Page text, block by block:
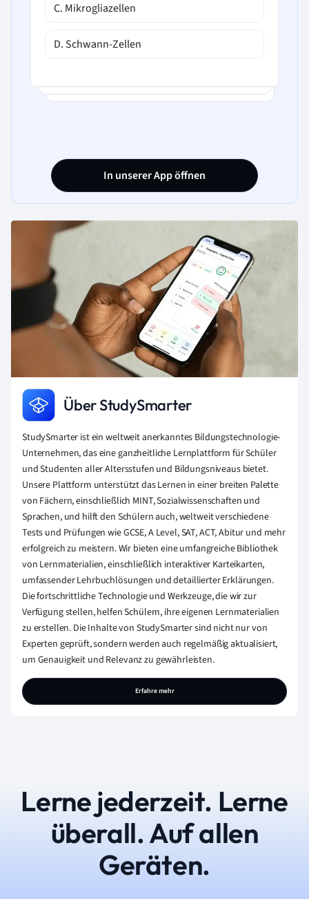
C. Mikrogliazellen
D. Schwann-Zellen
In unserer App öffnen
Über StudySmarter
StudySmarter ist ein weltweit anerkanntes Bildungstechnologie-
Unternehmen, das eine ganzheitliche Lernplattform für Schüler
und Studenten aller Altersstufen und Bildungsniveaus bietet.
Unsere Plattform unterstützt das Lernen in einer breiten Palette
von Fächern, einschließlich MINT, Sozialwissenschaften und
Sprachen, und hilft den Schülern auch, weltweit verschiedene
Tests und Prüfungen wie GCSE, A Level, SAT, ACT, Abitur und mehr
erfolgreich zu meistern. Wir bieten eine umfangreiche Bibliothek
von Lernmaterialien, einschließlich interaktiver Karteikarten,
umfassender Lehrbuchlösungen und detaillierter Erklärungen.
Die fortschrittliche Technologie und Werkzeuge, die wir zur
Verfügung stellen, helfen Schülern, ihre eigenen Lernmaterialien
zu erstellen. Die Inhalte von StudySmarter sind nicht nur von
Experten geprüft, sondern werden auch regelmäßig aktualisiert,
um Genauigkeit und Relevanz zu gewährleisten.
Erfahre mehr
Lerne jederzeit. Lerne
überall. Auf allen
Geräten.